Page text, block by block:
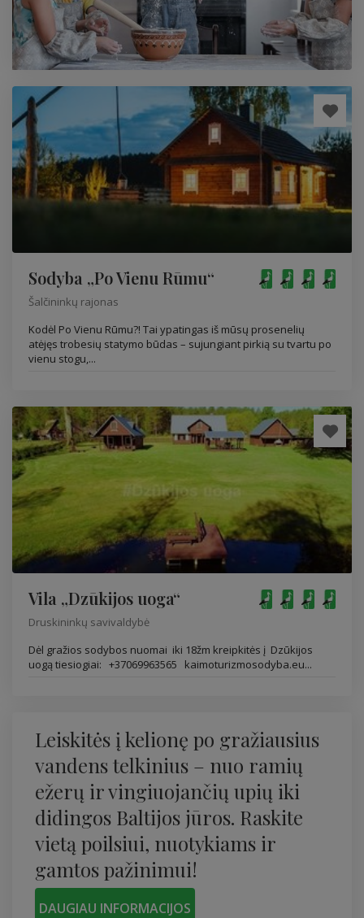
Sodyba „Po Vienu Rūmu“
Šalčininkų rajonas
Kodėl Po Vienu Rūmu?! Tai ypatingas iš mūsų prosenelių
atėjęs trobesių statymo būdas – sujungiant pirkią su tvartu po
vienu stogu,...
Vila „Dzūkijos uoga“
Druskininkų savivaldybė
Dėl gražios sodybos nuomai iki 18žm kreipkitės į Dzūkijos
uogą tiesiogiai: +37069963565 kaimoturizmosodyba.eu...
Leiskitės į kelionę po gražiausius
vandens telkinius – nuo ​​ramių
ežerų ir vingiuojančių upių iki
didingos Baltijos jūros. Raskite
vietą poilsiui, nuotykiams ir
gamtos pažinimui!
DAUGIAU INFORMACIJOS